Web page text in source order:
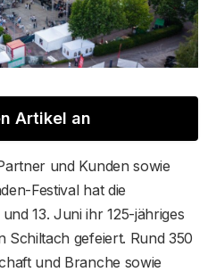
Artikel an
und Kunden sowie
Festival hat die
13. Juni ihr 125-jähriges
Schiltach gefeiert. Rund 350
und Branche sowie